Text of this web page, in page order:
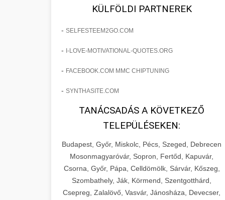
sebészeti praxisban.
páciensszám növekedés
os Növekedést
Lépésről lépésre marketing tervrajz,
eredményezett. Ismerje meg a
szonyegtisztito.net
marketing stratégiai tervrajz
os Növekedésének
Története
Teljes dokumentáció egy klinika
átalakulási útjáról, bemutatva az utat a
küzdő praxistól a virágzó vállalkozásig
150%-os növekedéssel.
szonyegtakaritas.org
klinika átalakulási történet
🎪 18. Szemhéjplasztika
Iránti Érdeklődés 150%-
Technikák és módszerek a páciensek
érdeklődésének és elkötelezettségének
drámai növeléséhez. Egy 150%-os
fellendülési esettanulmány gyakorlati
🎮 19. AI Google Ads és
Meta Kampány Kezelés +
KÜLFÖLDI PARTNEREK
- SELFESTEEM2GO.COM
- I-LOVE-MOTIVATIONAL-QUOTES.ORG
- FACEBOOK.COM MMC CHIPTUNING
- SYNTHASITE.COM
TANÁCSADÁS A KÖVETKEZŐ
TELEPÜLÉSEKEN:
Budapest, Győr, Miskolc, Pécs, Szeged, Debrecen
Mosonmagyaróvár, Sopron, Fertőd, Kapuvár,
Csorna, Győr, Pápa, Celldömölk, Sárvár, Kőszeg,
Szombathely, Ják, Körmend, Szentgotthárd,
Csepreg, Zalalövő, Vasvár, Jánosháza, Devecser,